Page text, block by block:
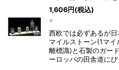
1,606円(税込)
×
西欧では必ずあるが日
マイルストーン(1マ
離標識)と石製のガー
ーロッパの田舎道にぴ